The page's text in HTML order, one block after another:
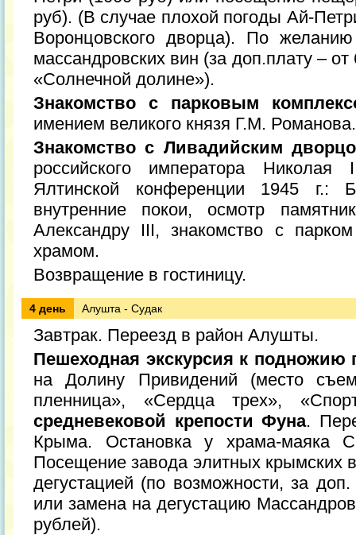
руб). (В случае плохой погоды Ай-
Воронцовского дворца). По
массандровских вин (за доп.плату –
«Солнечной долине»).
Знакомство с парковым
имением великого князя Г.М. Романова.
Знакомство с Ливадийским
российского императора
Ялтинской конференции 1945 г.:
внутренние покои, осмотр
Александру III, знакомство с
храмом.
Возвращение в гостиницу.
4 день Алушта - Судак
Завтрак. Переезд в район Алушты.
Пешеходная экскурсия к
на Долину Привидений (место
пленница», «Сердца трех»,
средневековой крепости Фуна.
Крыма. Остановка у храма-маяка
Посещение завода элитных крымских
дегустацией (по возможности, за
или замена на дегустацию
рублей).